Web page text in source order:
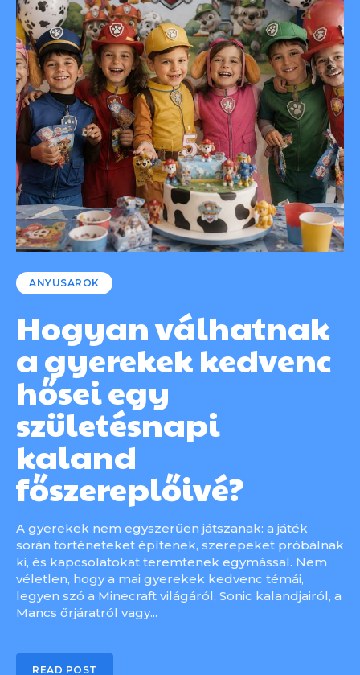
ANYUSAROK
Hogyan válhatnak
a gyerekek kedvenc
hősei egy
születésnapi
kaland
főszereplőivé?
A gyerekek nem egyszerűen játszanak: a játék
során történeteket építenek, szerepeket próbálnak
ki, és kapcsolatokat teremtenek egymással. Nem
véletlen, hogy a mai gyerekek kedvenc témái,
legyen szó a Minecraft világáról, Sonic kalandjairól, a
Mancs őrjáratról vagy...
READ POST